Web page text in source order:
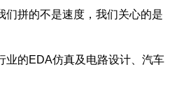
们拼的不是速度，我们关心的是
的EDA仿真及电路设计、汽车